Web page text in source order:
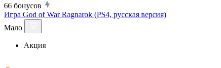
66 бонусов
Игра God of War Ragnarok (PS4, русская версия)
Мало
Акция